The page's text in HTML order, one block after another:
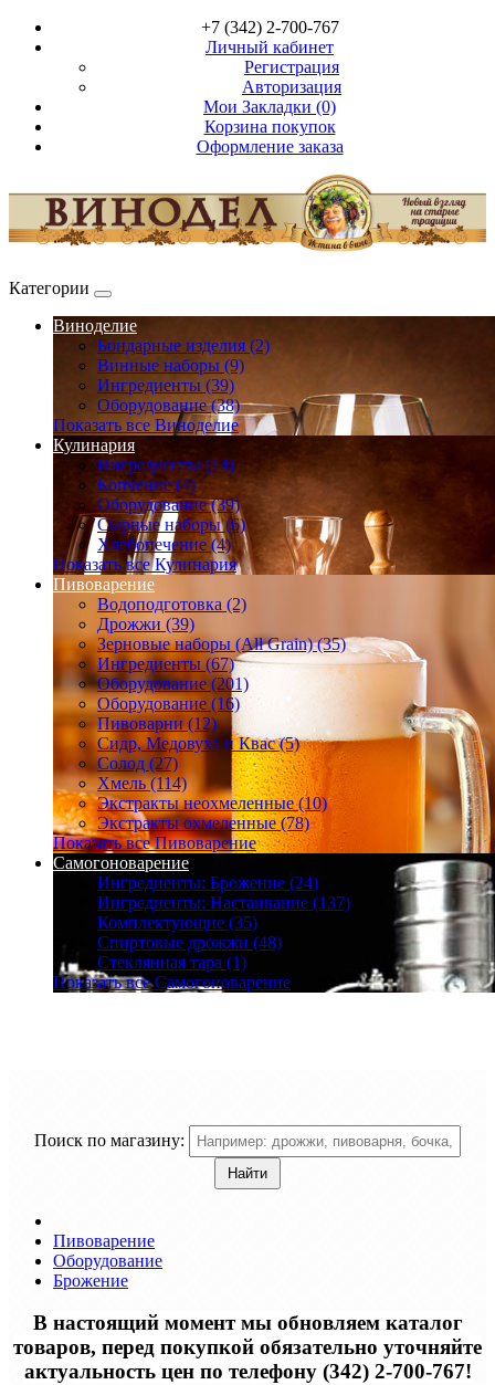
+7 (342) 2-700-767
Личный кабинет
Регистрация
Авторизация
Мои Закладки (0)
Корзина покупок
Оформление заказа
Категории
Виноделие
Бондарные изделия (2)
Винные наборы (9)
Ингредиенты (39)
Оборудование (38)
Показать все Виноделие
Кулинария
Ингредиенты (14)
Копчение (4)
Оборудование (39)
Сырные наборы (6)
Хлебопечение (4)
Показать все Кулинария
Пивоварение
Водоподготовка (2)
Дрожжи (39)
Зерновые наборы (All Grain) (35)
Ингредиенты (67)
Оборудование (201)
Оборудование (16)
Пивоварни (12)
Сидр, Медовуха и Квас (5)
Солод (27)
Хмель (114)
Экстракты неохмеленные (10)
Экстракты охмеленные (78)
Показать все Пивоварение
Самогоноварение
Ингредиенты: Брожение (24)
Ингредиенты: Настаивание (137)
Комплектующие (35)
Спиртовые дрожжи (48)
Стеклянная тара (1)
Показать все Самогоноварение
Поиск по магазину:
Пивоварение
Оборудование
Брожение
В настоящий момент мы обновляем каталог
товаров, перед покупкой обязательно уточняйте
актуальность цен по телефону (342) 2-700-767!